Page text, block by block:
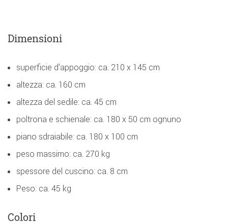
Dimensioni
superficie d'appoggio: ca. 210 x 145 cm
altezza: ca. 160 cm
altezza del sedile: ca. 45 cm
poltrona e schienale: ca. 180 x 50 cm ognuno
piano sdraiabile: ca. 180 x 100 cm
peso massimo: ca. 270 kg
spessore del cuscino: ca. 8 cm
Peso: ca. 45 kg
Colori